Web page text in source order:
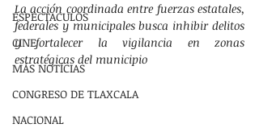
ESPECTACULOS
CINE
MÁS NOTÍCIAS
CONGRESO DE TLAXCALA
NACIONAL
La acción coordinada entre fuerzas estatales,
federales y municipales busca inhibir delitos
y fortalecer la vigilancia en zonas
estratégicas del municipio